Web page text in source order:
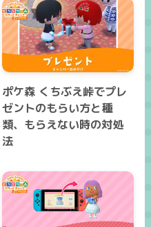
ポケ森 くちぶえ峠でプレ
ゼントのもらい方と種
類、もらえない時の対処
法